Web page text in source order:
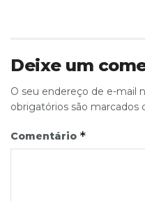
Deixe um
O seu endereço de e-mail
obrigatórios são marcados
Comentário *